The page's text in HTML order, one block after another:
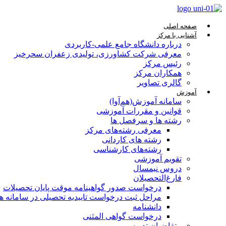
صفحه اصلی
آشنایی با مرکز
درباره دانشگاه جامع علمی-کاربردی
معرفی شرکت کشاورزی، تولیدی زعفران سحرخیز
رئیس مرکز
همکاران مرکز
گالری تصاویر
آموزش
سامانه آموزش(هم‌آوا)
قوانین و مقررات آموزشی
رشته ها و سرفصل ها
معرفی رشته‌های مرکز
رشته های کاردانی
رشته‌های کارشناسی
تقویم آموزشی
دروس نیمسال
فارغ‌التحصیلان
درخواست صدور گواهینامه موقت پایان تحصیلات
مراحل ثبت درخواست تاییدیه تحصیلی در سامانه
دانشنامه
درخواست گواهی المثنی